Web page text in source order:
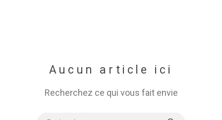
Aucun article ici
Recherchez ce qui vous fait envie